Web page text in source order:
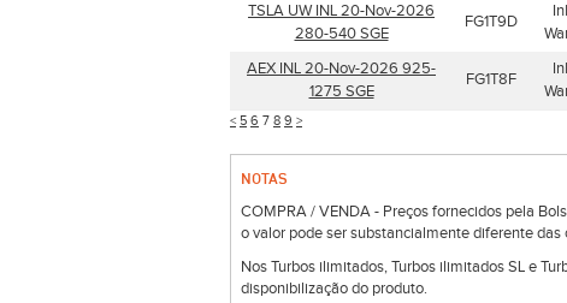
TSLA UW INL 20-Nov-2026
280-540 SGE
FG1T9D
AEX INL 20-Nov-2026 925-
1275 SGE
FG1T8F
< 5 6 7 8 9 >
NOTAS
COMPRA / VENDA - Preços fornecidos pela
o valor pode ser substancialmente diferente das
Nos Turbos ilimitados, Turbos ilimitados SL e
disponibilização do produto.